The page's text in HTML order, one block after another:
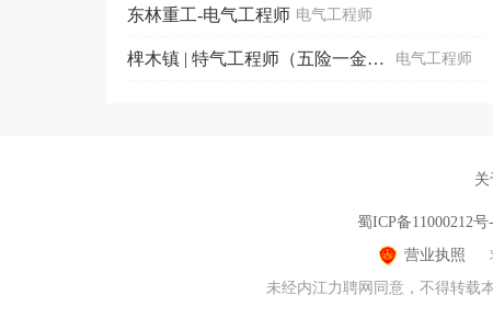
东林重工-电气工程师 电气工程师
椑木镇 | 特气工程师（五险一金+包食宿） 电气工程师
关
蜀ICP备11000212号
营业执照
未经内江力聘网同意，不得转载